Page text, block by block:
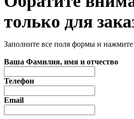
только для
Заполните все поля формы и
Ваша Фамилия, имя и отчество
Телефон
Email